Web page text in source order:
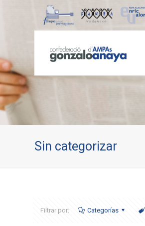
Sin categorizar
Filtrar por: Categorías